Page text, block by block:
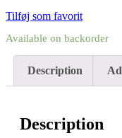
Tilføj som favorit
Available on backorder
Description
Description